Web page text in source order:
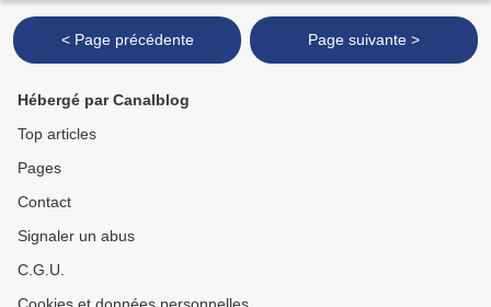
< Page précédente Page suivante >
Hébergé par Canalblog
Top articles
Pages
Contact
Signaler un abus
C.G.U.